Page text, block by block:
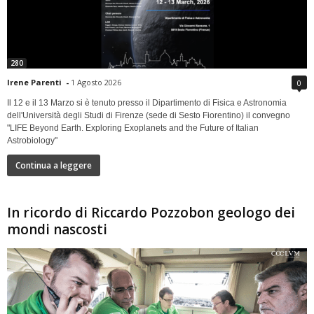
280
Irene Parenti - 1 Agosto 2026 0
Il 12 e il 13 Marzo si è tenuto presso il Dipartimento di Fisica e Astronomia
dell'Università degli Studi di Firenze (sede di Sesto Fiorentino) il convegno
"LIFE Beyond Earth. Exploring Exoplanets and the Future of Italian
Astrobiology"
Continua a leggere
In ricordo di Riccardo Pozzobon geologo dei
mondi nascosti